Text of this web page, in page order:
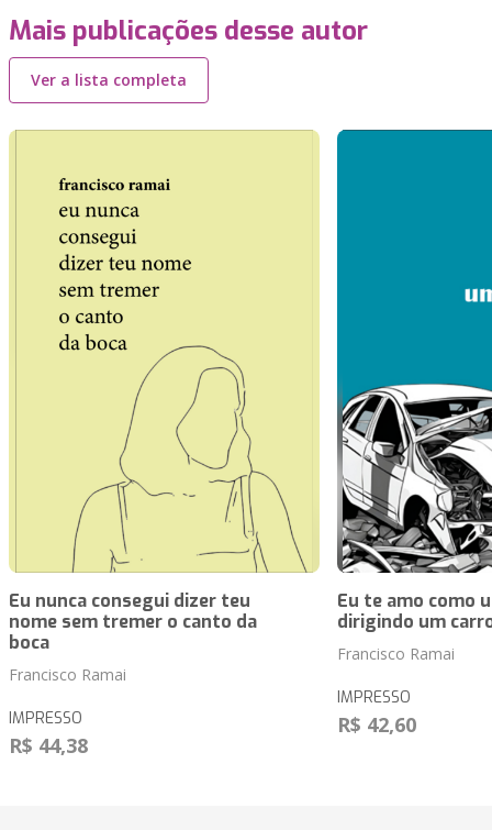
Mais publicações desse autor
Ver a lista completa
Eu nunca consegui dizer teu
nome sem tremer o canto da
boca
Francisco Ramai
IMPRESSO
R$ 44,38
Eu te amo como
dirigindo um
Francisco Ramai
IMPRESSO
R$ 42,60